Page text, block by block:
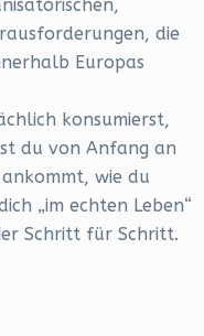
die
Europas
konsumierst,
du von Anfang an
wie du
„im echten Leben“
Schritt für Schritt.